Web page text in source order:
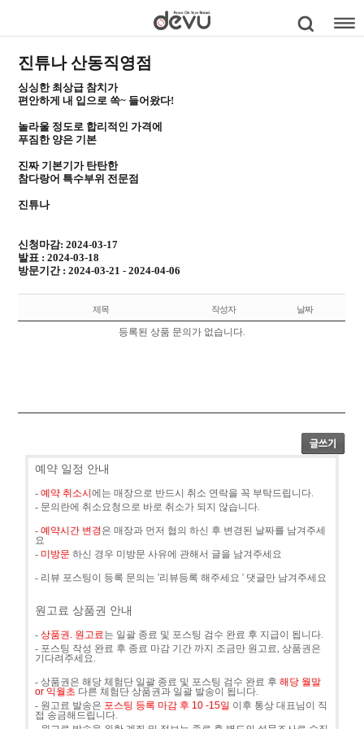
진튜나 산동직영점
싱싱한 최상급 참치가
편안하게 내 입으로 쏙~ 들어왔다!
놀라울 정도로 합리적인 가격에
푸짐한 양은 기본
진짜 기본기가 탄탄한
참다랑어 특수부위 전문점
진튜나
신청마감: 2024-03-17
발표 : 2024-03-18
방문기간 : 2024-03-21 - 2024-04-06
제목 작성자 날짜
등록된 상품 문의가 없습니다.
예약 일정 안내
- 예약 취소시에는 매장으로 반드시 취소 연락을 꼭 부탁드립니다.
- 문의란에 취소요청으로 바로 취소가 되지 않습니다.
- 예약시간 변경은 매장과 먼저 협의 하신 후 변경된 날짜를 남겨주세
요
- 미방문 하신 경우 미방문 사유에 관해서 글을 남겨주세요
- 리뷰 포스팅이 등록 문의는 '리뷰등록 해주세요 ' 댓글만 남겨주세요
원고료 상품권 안내
- 상품권. 원고료 는 일괄 종료 및 포스팅 검수 완료 후 지급이 됩니다.
- 포스팅 작성 완료 후 종료 마감 기간 까지 조금만 원고료, 상품권은
기다려주세요.
- 상품권은 해당 체험단 일괄 종료 및 포스팅 검수 완료 후 해당 월말
or 익월초 다른 체험단 상품권과 일괄 발송이 됩니다.
- 원고료 발송은 포스팅 등록 마감 후 10 -15일 이후 통상 대표님이 직
접 송금해드립니다.